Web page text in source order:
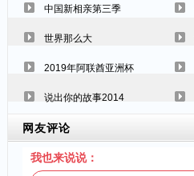
中国新相亲第三季
世界那么大
2019年阿联酋亚洲杯
说出你的故事2014
网友评论
我也来说说：